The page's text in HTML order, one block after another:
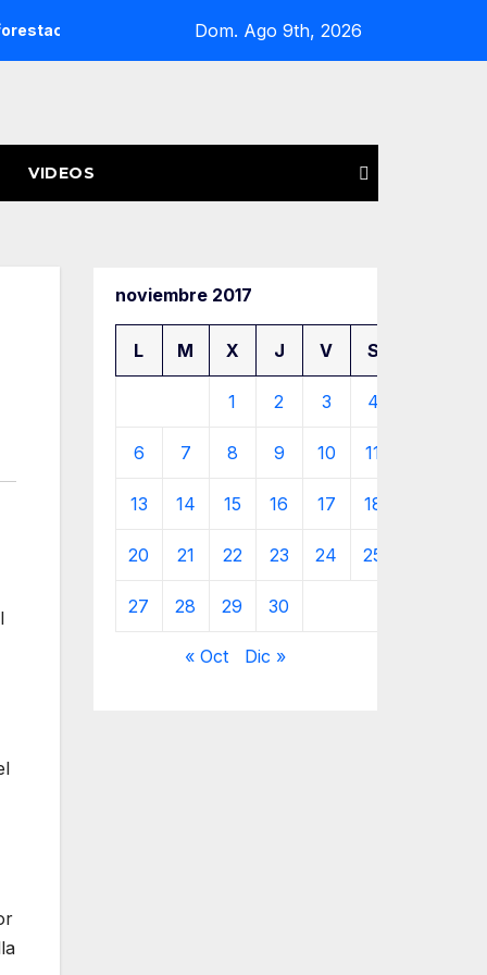
Esto es lo que debes llevar en la cajuela
Dom. Ago 9th, 2026
VIDEOS
noviembre 2017
L M X J V S
1 2 3 4
6 7 8 9 10 11
13 14 15 16 17 18
20 21 22 23 24 25
27 28 29 30
« Oct Dic »